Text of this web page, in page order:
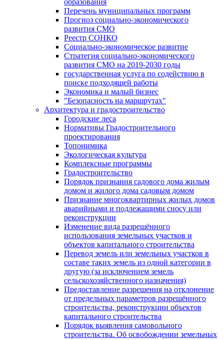
образования
Перечень муниципальных программ
Прогноз социально-экономического
развития СМО
Реестр СОНКО
Социально-экономическое развитие
Стратегия социально-экономического
развития СМО на 2019-2030 годы
государственная услуга по содействию в
поиске подходящей работы
Экономика и малый бизнес
"Безопасность на маршрутах"
Архитектура и градостроительство
Городские леса
Нормативы Градостроительного
проектирования
Топонимика
Экологическая культура
Комплексные программы
Градостроительство
Порядок признания садового дома жилым
домом и жилого дома садовым домом
Признание многоквартирных жилых домов
аварийными и подлежащими сносу или
реконструкции
Изменение вида разрешённого
использования земельных участков и
объектов капитального строительства
Перевод земель или земельных участков в
составе таких земель из одной категории в
другую (за исключением земель
сельскохозяйственного назначения)
Предоставление разрешения на отклонение
от предельных параметров разрешённого
строительства, реконструкции объектов
капитального строительства
Порядок выявления самовольного
строительства. Об освобождении земельных